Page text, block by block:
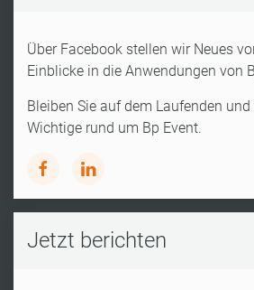
Über Facebook stellen wir Neues
Einblicke in die Anwendungen von
Bleiben Sie auf dem Laufenden
Wichtige rund um Bp Event.
Jetzt berichten